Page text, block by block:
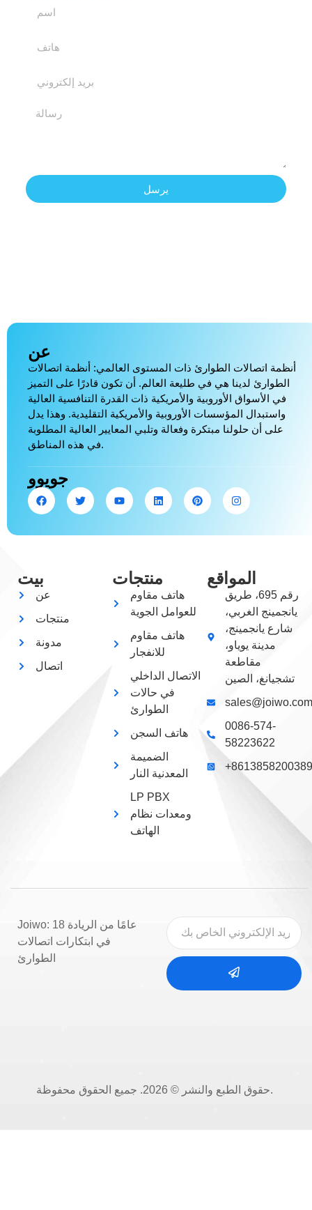
يرسل
عن
أنظمة اتصالات الطوارئ ذات المستوى العالمي: أنظمة اتصالات
الطوارئ لدينا هي في طليعة العالم. أن تكون قادرًا على التميز
في الأسواق الأوروبية والأمريكية ذات القدرة التنافسية العالية
واستبدال المؤسسات الأوروبية والأمريكية التقليدية. وهذا يدل
على أن حلولنا مبتكرة وفعالة وتلبي المعايير العالية المطلوبة
في هذه المناطق.
جويوو
بيت
عن
منتجات
مدونة
اتصال
منتجات
هاتف مقاوم
للعوامل الجوية
هاتف مقاوم
للانفجار
الاتصال الداخلي
في حالات
الطوارئ
هاتف السجن
الضميمة
المعدنية النار
LP PBX
ومعدات نظام
الهاتف
المواقع
رقم 695، طريق
يانجمينج الغربي،
شارع يانجمينج،
مدينة يوياو،
مقاطعة
تشجيانغ، الصين
sales@joiwo.com
0086-574-
58223622
+8613858200389
Joiwo: 18 عامًا من الريادة
في ابتكارات اتصالات
حقوق الطبع والنشر © 2026. جميع الحقوق محفوظة.